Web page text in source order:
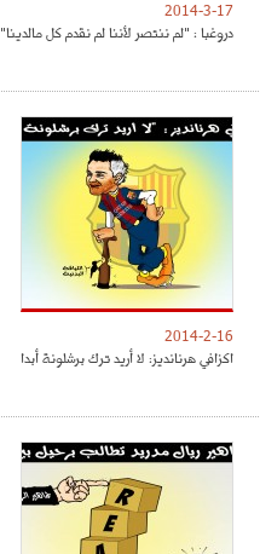
2014-3-17
دروغبا : "لم ننتصر لأننا لم نقدم كل مالدينا"
2014-2-16
اكزافي هرنانديز: لا أريد ترك برشلونة أبدا